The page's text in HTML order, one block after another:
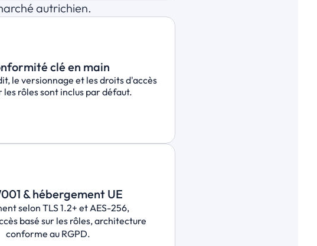
autrichien.
clé en main
le versionnage et les droits d'accès
les rôles sont inclus par défaut.
& hébergement UE
selon TLS 1.2+ et AES-256,
basé sur les rôles, architecture
conforme au RGPD.